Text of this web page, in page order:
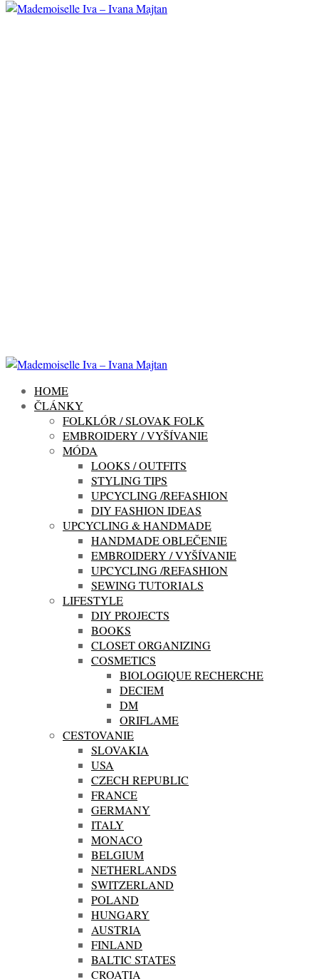
HOME
ČLÁNKY
FOLKLÓR / SLOVAK FOLK
EMBROIDERY / VYŠÍVANIE
MÓDA
LOOKS / OUTFITS
STYLING TIPS
UPCYCLING /REFASHION
DIY FASHION IDEAS
UPCYCLING & HANDMADE
HANDMADE OBLEČENIE
EMBROIDERY / VYŠÍVANIE
UPCYCLING /REFASHION
SEWING TUTORIALS
LIFESTYLE
DIY PROJECTS
BOOKS
CLOSET ORGANIZING
COSMETICS
BIOLOGIQUE RECHERCHE
DECIEM
DM
ORIFLAME
CESTOVANIE
SLOVAKIA
USA
CZECH REPUBLIC
FRANCE
GERMANY
ITALY
MONACO
BELGIUM
NETHERLANDS
SWITZERLAND
POLAND
HUNGARY
AUSTRIA
FINLAND
BALTIC STATES
CROATIA